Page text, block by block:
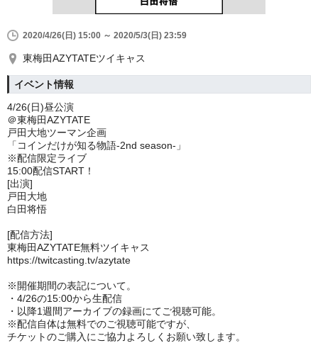
2020/4/26(日) 15:00 ～ 2020/5/3(日) 23:59
東梅田AZYTATEツイキャス
イベント情報
4/26(日)昼公演
＠東梅田AZYTATE
戸田大地ツーマン企画
「コインだけが知る物語-2nd season-」
※配信限定ライブ
15:00配信START！
[出演]
戸田大地
白田将悟
[配信方法]
東梅田AZYTATE無料ツイキャス
https://twitcasting.tv/azytate
※開催期間の表記について。
・4/26の15:00から生配信
・以降1週間アーカイブの録画にてご視聴可能。
※配信自体は無料でのご視聴可能ですが、
チケットのご購入にご協力よろしくお願い致します。